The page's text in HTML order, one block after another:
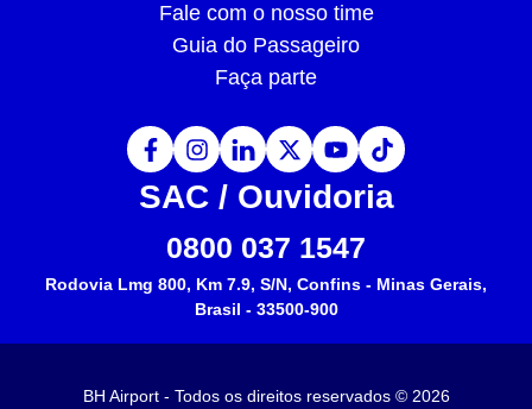
Fale com o nosso time
Guia do Passageiro
Faça parte
SAC / Ouvidoria
0800 037 1547
Rodovia Lmg 800, Km 7.9, S/N, Confins - Minas Gerais,
Brasil - 33500-900
BH Airport - Todos os direitos reservados© 2026